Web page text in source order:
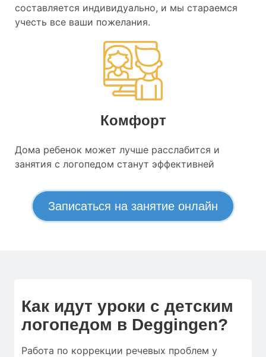
составляется индивидуально, и мы стараемся
учесть все ваши пожелания.
Комфорт
Дома ребенок может лучше расслабится и
занятия с логопедом станут эффективней
Записаться на занятие онлайн
Как идут уроки с детским
логопедом в Deggingen?
Работа по коррекции речевых проблем у